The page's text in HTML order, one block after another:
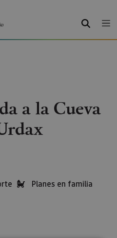
BUSCAR
a la Cueva
Planes en familia